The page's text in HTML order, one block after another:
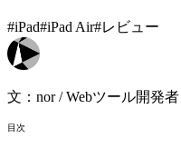
#iPad#iPad Air#レビュー
文： nor /Webツール開発者
目次